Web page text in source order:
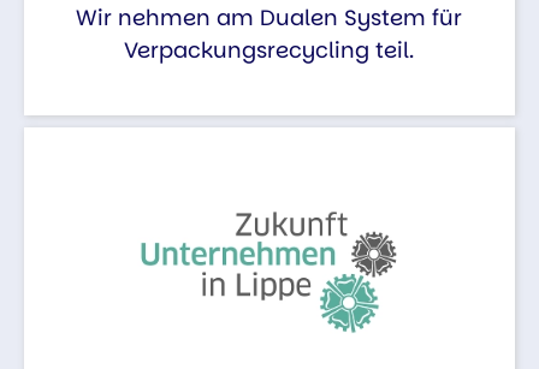
Wir nehmen am Dualen System für
Verpackungsrecycling teil.